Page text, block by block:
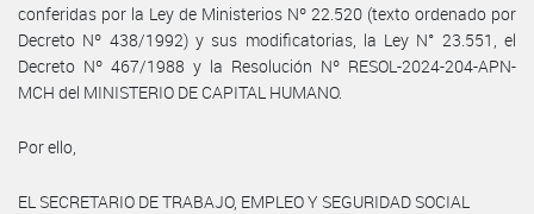
conferidas por la Ley de Ministerios Nº 22.520 (texto ordenado por
Decreto Nº 438/1992) y sus modificatorias, la Ley N° 23.551, el
Decreto Nº 467/1988 y la Resolución Nº RESOL-2024-204-APN-
MCH del MINISTERIO DE CAPITAL HUMANO.
Por ello,
EL SECRETARIO DE TRABAJO, EMPLEO Y SEGURIDAD SOCIAL